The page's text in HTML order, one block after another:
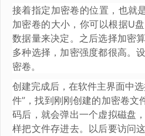
接着指定加密卷的位置，也就
加密卷的大小，你可以根据U
数据量来决定。之后选择加密
多种选择，加密强度都很高。
密卷。
创建完成后，在软件主界面中
件”，找到刚刚创建的加密卷文
码后，就会弹出一个虚拟磁盘
样把文件存进去。以后要访问